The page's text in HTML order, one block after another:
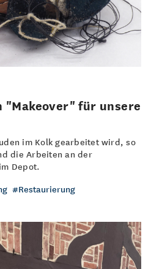
"Makeover" für unsere
im Kolk gearbeitet wird, so
die Arbeiten an der
Depot.
Restaurierung